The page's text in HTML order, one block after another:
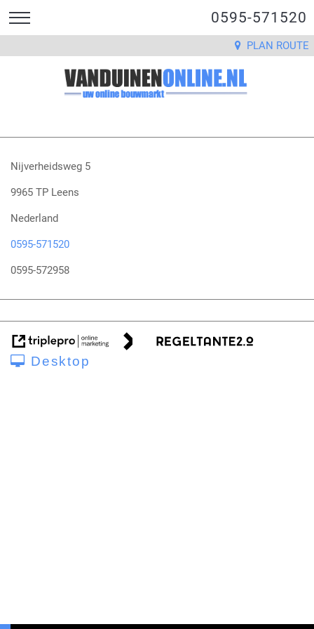
0595-571520
PLAN ROUTE
Nijverheidsweg 5
9965 TP Leens
Nederland
0595-571520
0595-572958
Desktop